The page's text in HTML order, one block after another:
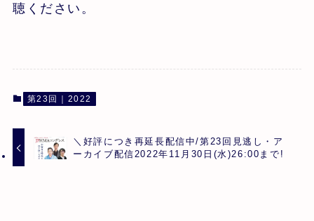
聴ください。
第23回｜2022
＼好評につき再延長配信中/第23回見逃し・ア
ーカイブ配信2022年11月30日(水)26:00まで!